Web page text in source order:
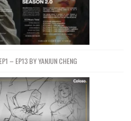
– EP13 BY YANJUN CHENG